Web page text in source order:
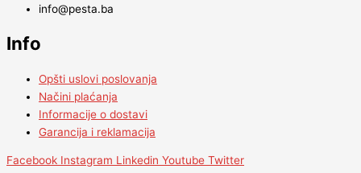
info@pesta.ba
Info
Opšti uslovi poslovanja
Načini plaćanja
Informacije o dostavi
Garancija i reklamacija
Facebook Instagram Linkedin Youtube Twitter